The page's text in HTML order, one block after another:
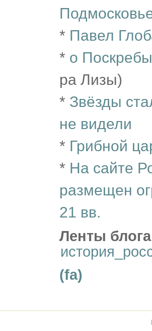
* Павел
* о
ра Лизы)
* Звёзды
не видели
* Грибной
* На сайте
размещен
21 вв.
Ленты
(fa)